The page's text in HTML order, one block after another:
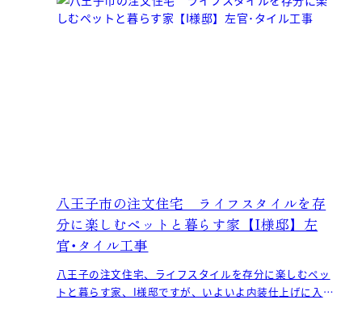
八王子市の注文住宅 ライフスタイルを存
分に楽しむペットと暮らす家【I様邸】左
官･タイル工事
八王子の注文住宅、ライフスタイルを存分に楽しむペッ
トと暮らす家、I様邸ですが、いよいよ内装仕上げに入り